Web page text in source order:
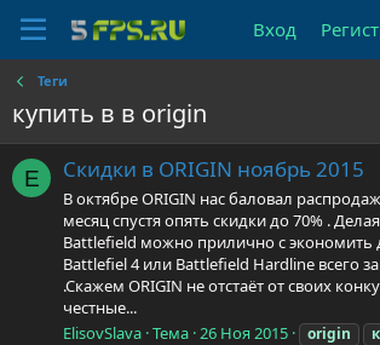
Вход
Теги
купить в в origin
E Скидки в ORIGIN ноябрь 2015
В октябре ORIGIN нас баловал
месяц спустя опять скидки до 70% .
Battlefield можно прилично с экономить
Battlefiel 4 или Battlefield Hardline всего
.Скажем ORIGIN не отстаёт от своих
честные...
ElisovSlava Тема 26 Ноя 2015 origin